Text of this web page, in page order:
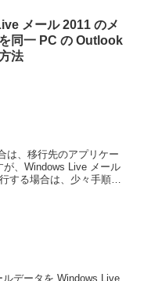
メール 2011 のメ
同一 PC の Outlook
法
は、移行先のアプリケー
、Windows Live メール
する場合は、少々手順が
データを Windows Live